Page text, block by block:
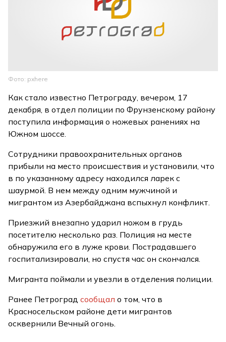
Фото: pxhere
Как стало известно Петрограду, вечером, 17
декабря, в отдел полиции по Фрунзенскому району
поступила информация о ножевых ранениях на
Южном шоссе.
Сотрудники правоохранительных органов
прибыли на место происшествия и установили, что
в по указанному адресу находился ларек с
шаурмой. В нем между одним мужчиной и
мигрантом из Азербайджана вспыхнул конфликт.
Приезжий внезапно ударил ножом в грудь
посетителю несколько раз. Полиция на месте
обнаружила его в луже крови. Пострадавшего
госпитализировали, но спустя час он скончался.
Мигранта поймали и увезли в отделения полиции.
Ранее Петроградсообщал о том, что в
Красносельском районе дети мигрантов
осквернили Вечный огонь.